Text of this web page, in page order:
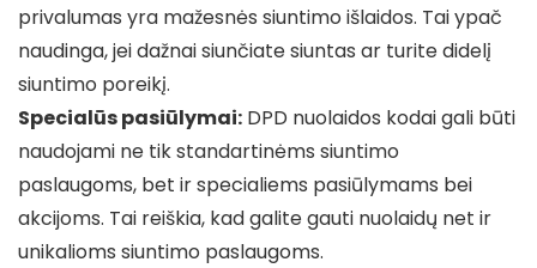
privalumas yra mažesnės siuntimo išlaidos. Tai ypač
naudinga, jei dažnai siunčiate siuntas ar turite didelį
siuntimo poreikį.
Specialūs pasiūlymai: DPD nuolaidos kodai gali būti
naudojami ne tik standartinėms siuntimo
paslaugoms, bet ir specialiems pasiūlymams bei
akcijoms. Tai reiškia, kad galite gauti nuolaidų net ir
unikalioms siuntimo paslaugoms.